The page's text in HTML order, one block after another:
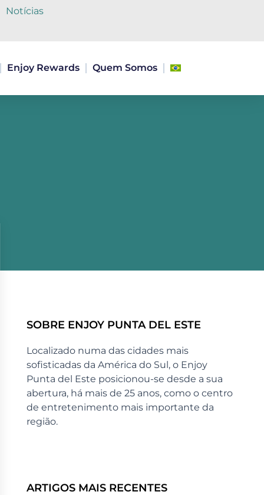
Notícias
Enjoy Rewards Quem Somos
SOBRE ENJOY PUNTA DEL ESTE
Localizado numa das cidades mais
sofisticadas da América do Sul, o Enjoy
Punta del Este posicionou-se desde a sua
abertura, há mais de 25 anos, como o centro
de entretenimento mais importante da
região.
ARTIGOS MAIS RECENTES